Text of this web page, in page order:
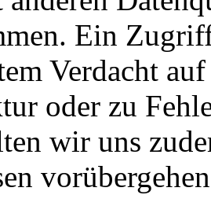
Ein
Verdacht
oder zu
wir uns